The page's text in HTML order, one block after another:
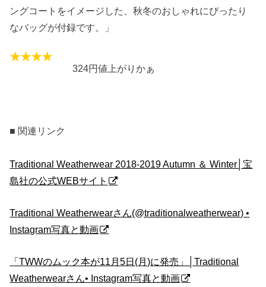
ングコートをイメージした、秋冬のおしゃれにぴったり
なバッグが付録です。」
324円値上がりかぁ
■ 関連リンク
Traditional Weatherwear 2018-2019 Autumn ＆ Winter│宝
島社の公式WEBサイト
Traditional Weatherwearさん(@traditionalweatherwear) •
Instagram写真と動画
「TWWのムック本が11月5日(月)に発売」│Traditional
Weatherwearさん• Instagram写真と動画